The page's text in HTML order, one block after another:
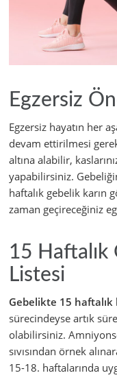
Egzersiz
Egzersiz hayatın her
devam ettirilmesi
altına alabilir,
yapabilirsiniz.
haftalık gebelik karın
zaman geçireceğiniz
15 Haftalık
Listesi
Gebelikte 15
sürecindeyse artık
olabilirsiniz.
sıvısından örnek
15-18. haftalarında